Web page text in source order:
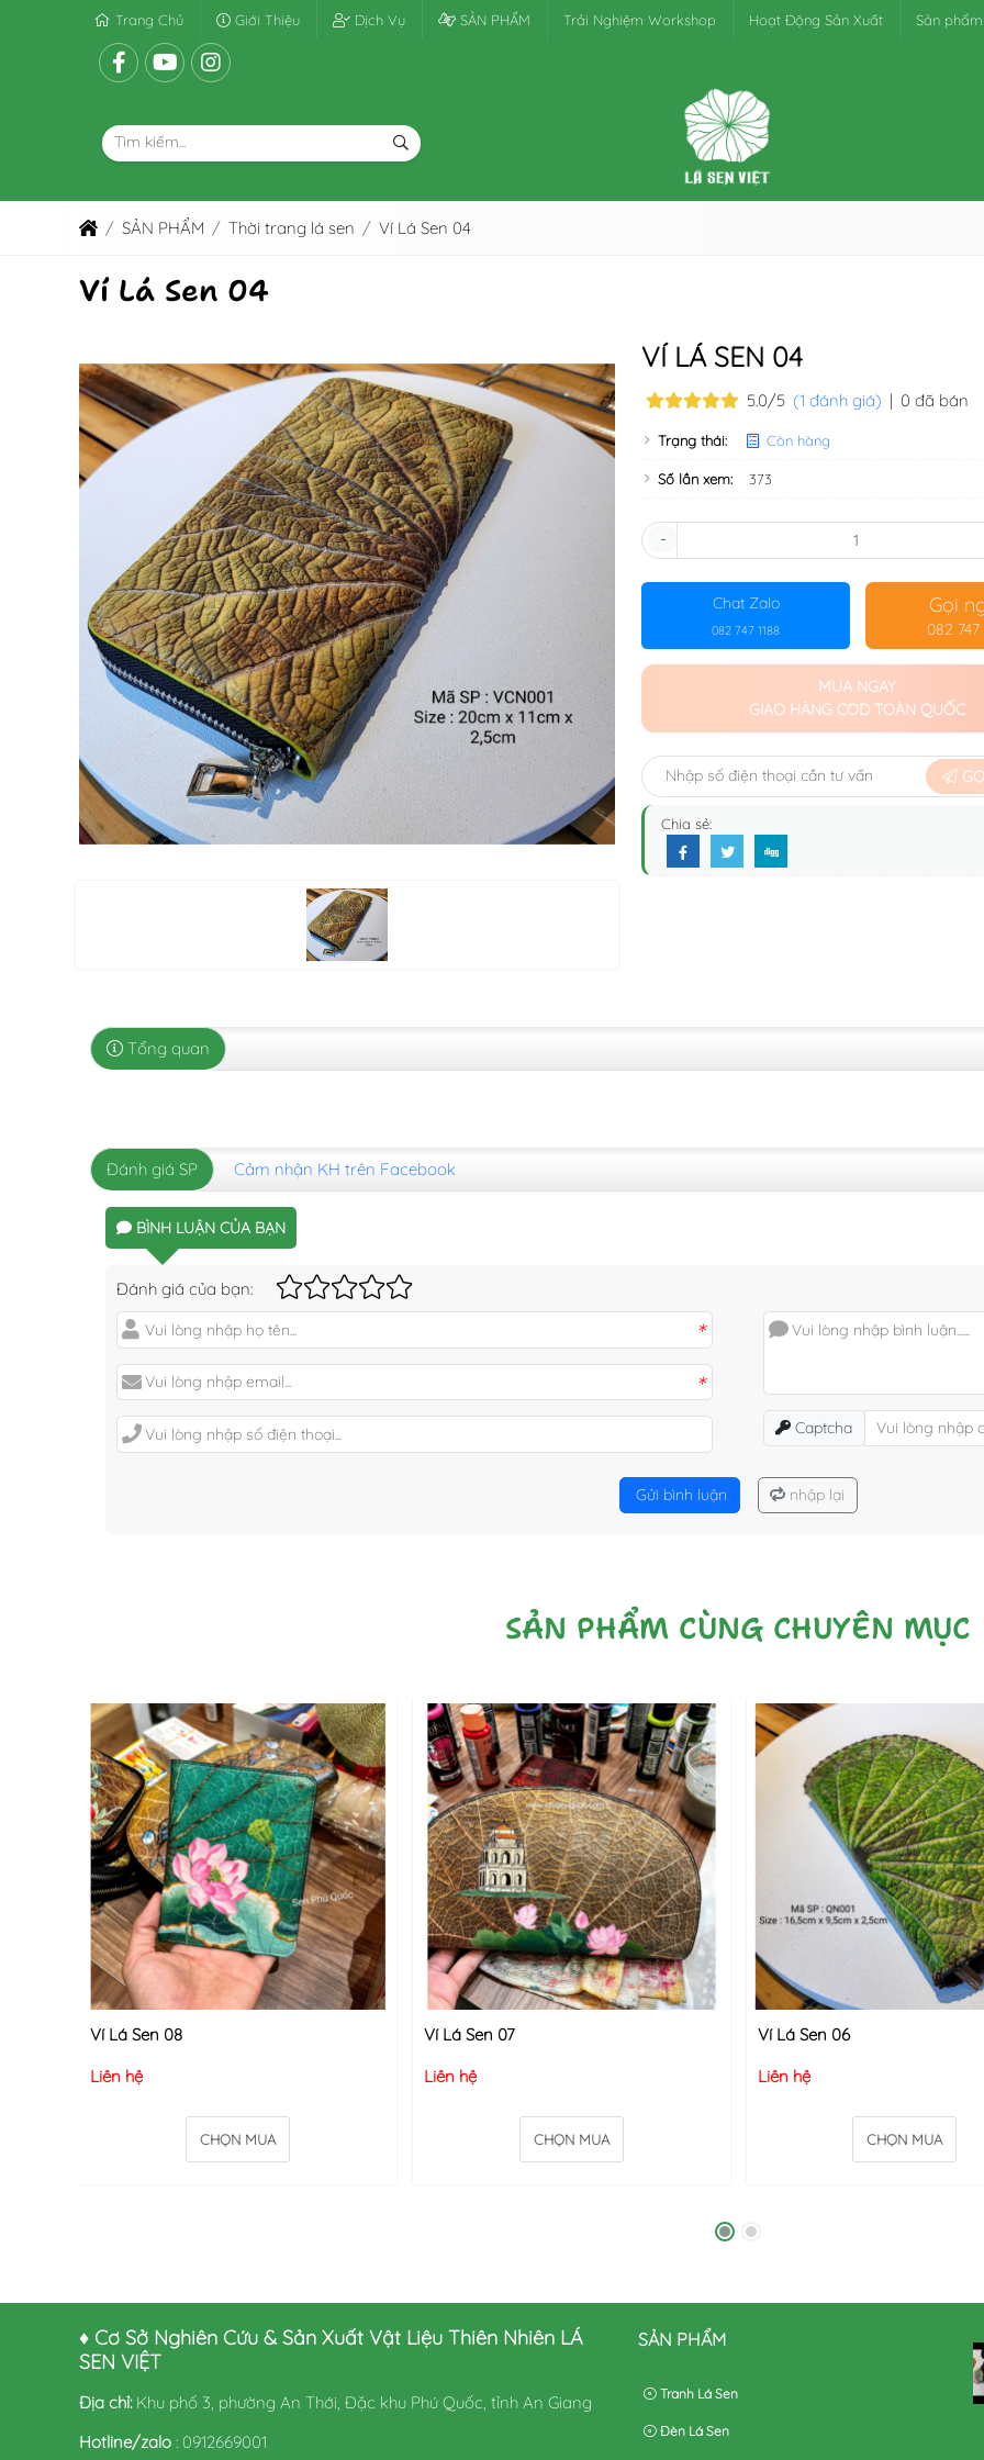
Trang Chủ Giới Thiệu Dịch Vụ SẢN PHẨM Trải Nghiệm Workshop Hoạt Động Sản Xuất Sản
SẢN PHẨM Thời trang lá sen Ví Lá Sen 04
Ví Lá Sen 04
VÍ LÁ SEN 04
5.0/5 (1 đánh giá) | 0 đã bán
Trạng thái: Còn hàng
Số lần xem: 373
-
Chat Zalo
082 747 1188
Gọi
082 747
MUA NGAY
GIAO HÀNG COD TOÀN QUỐC
Chia sẻ:
Tổng quan
Đánh giá SP Cảm nhận KH trên Facebook
BÌNH LUẬN CỦA BẠN
Đánh giá của bạn:
*
*
Captcha
Gửi bình luận nhập lại
SẢN PHẨM CÙNG CHUYÊN MỤC
Ví Lá Sen 08
Liên hệ
CHỌN MUA
Ví Lá Sen 07
Liên hệ
CHỌN MUA
Ví Lá Sen 06
Liên hệ
CHỌN MUA
♦ Cơ Sở Nghiên Cứu & Sản Xuất Vật Liệu Thiên Nhiên LÁ
SEN VIỆT
Địa chỉ: Khu phố 3, phường An Thới, Đặc khu Phú Quốc, tỉnh An Giang
Hotline/zalo : 0912669001
SẢN PHẨM
Tranh Lá Sen
Đèn Lá Sen